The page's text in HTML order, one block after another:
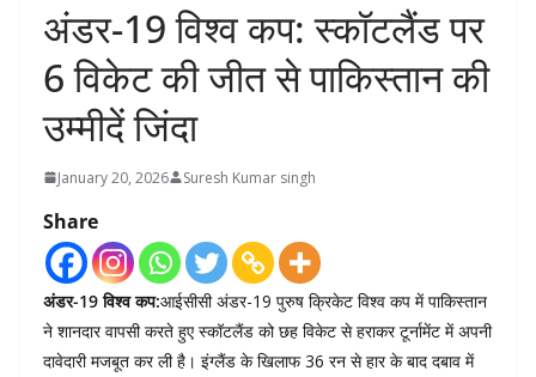
अंडर-19 विश्व कप: स्कॉटलैंड पर
6 विकेट की जीत से पाकिस्तान की
उम्मीदें जिंदा
January 20, 2026 Suresh Kumar singh
Share
अंडर-19 विश्व कप:आईसीसी अंडर-19 पुरुष क्रिकेट विश्व कप में पाकिस्तान
ने शानदार वापसी करते हुए स्कॉटलैंड को छह विकेट से हराकर टूर्नामेंट में अपनी
दावेदारी मजबूत कर ली है। इंग्लैंड के खिलाफ 36 रन से हार के बाद दबाव में